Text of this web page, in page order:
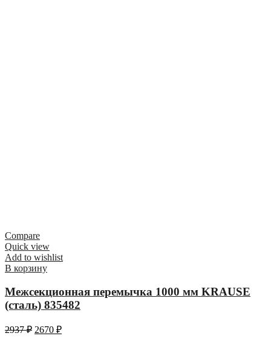
Compare
Quick view
Add to wishlist
В корзину
Межсекционная перемычка 1000 мм KRAUSE
(сталь) 835482
2937₽ 2670 ₽